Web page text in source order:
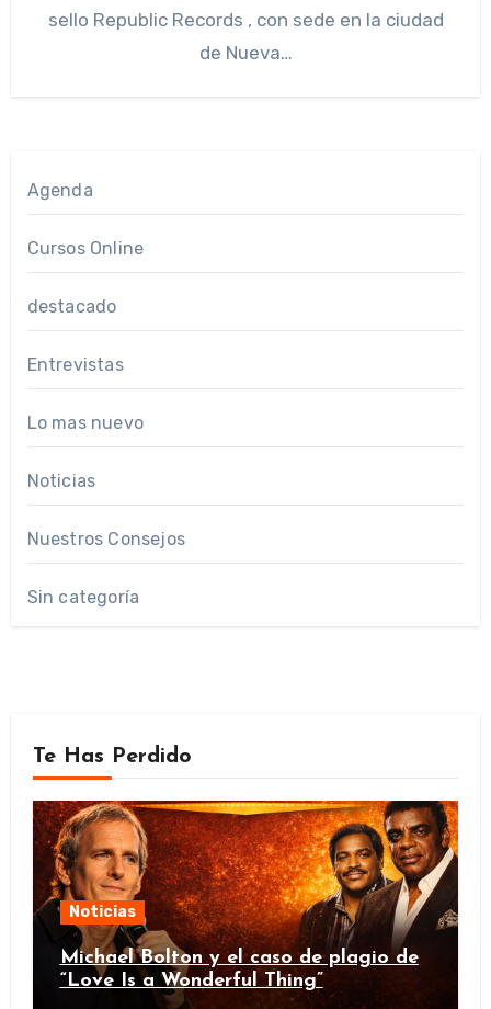
sello Republic Records , con sede en la ciudad
de Nueva…
Agenda
Cursos Online
destacado
Entrevistas
Lo mas nuevo
Noticias
Nuestros Consejos
Sin categoría
Te Has Perdido
Noticias
Michael Bolton y el caso de plagio de
“Love Is a Wonderful Thing”